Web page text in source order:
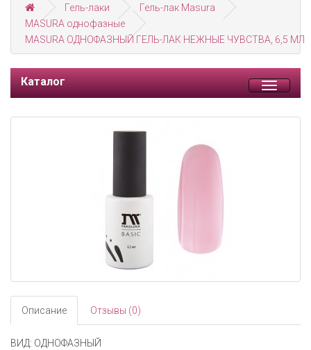
Гель-лаки
Гель-лак Masura
MASURA однофазные
MASURA ОДНОФАЗНЫЙ ГЕЛЬ-ЛАК НЕЖНЫЕ ЧУВСТВА, 6,5 МЛ
Каталог
Toggle
Описание Отзывы (0)
ВИД: ОДНОФАЗНЫЙ